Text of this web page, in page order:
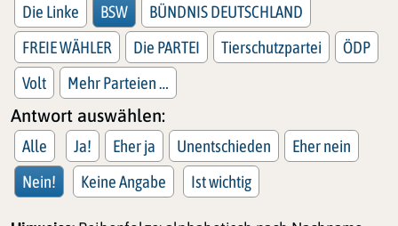
Die Linke
BSW
BÜNDNIS DEUTSCHLAND
FREIE WÄHLER
Die PARTEI Tierschutzpartei
ÖDP
Volt
Mehr Parteien …
Antwort auswählen:
Alle Ja! Eher ja Unentschieden
Eher nein
Nein!
Keine Angabe Ist wichtig